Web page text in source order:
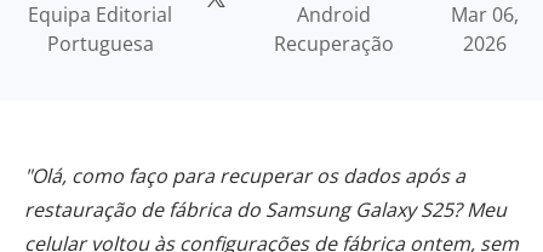
Equipa Editorial
Portuguesa
Android
Recuperação
Mar 06,
2026
"Olá, como faço para recuperar os dados após a
restauração de fábrica do Samsung Galaxy S25? Meu
celular voltou às configurações de fábrica ontem, sem